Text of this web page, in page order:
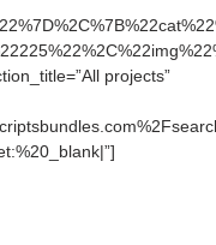
projects”